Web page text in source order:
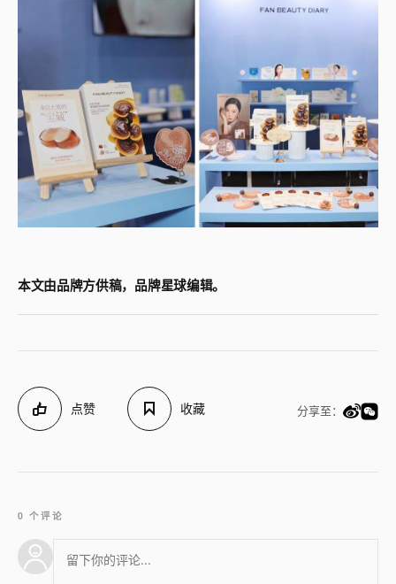
本文由品牌方供稿，品牌星球编辑。
点赞 收藏 分享至：
0 个评论